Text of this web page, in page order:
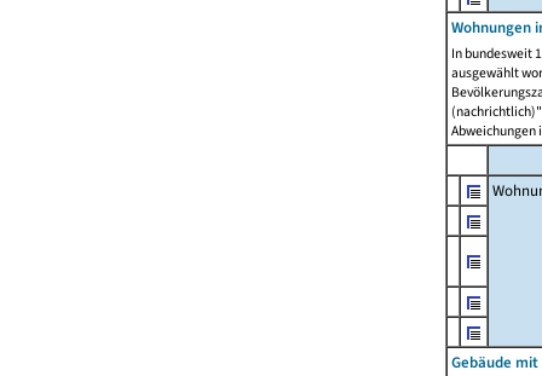
Wohnungen
In bundesweit
ausgewählt
Abweichungen
Gebäude